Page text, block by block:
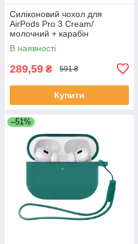
Силіконовий чохол для
AirPods Pro 3 Cream/
молочний + карабін
В наявності
289,59 ₴ 591 ₴
Купити
–51%